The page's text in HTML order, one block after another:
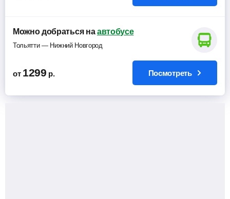
Можно добраться наавтобусе
Тольятти — Нижний Новгород
от 1299 р. Посмотреть